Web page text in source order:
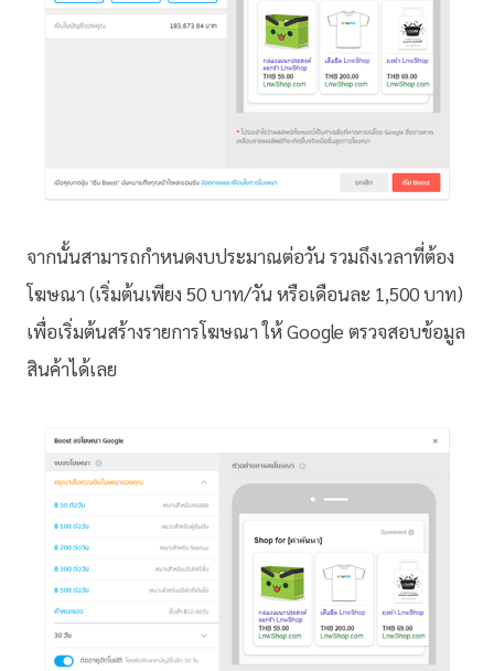
จากนั้นสามารถกำหนดงบประมาณต่อวัน รวมถึงเวลาที่ต้อง
โฆษณา (เริ่มต้นเพียง 50 บาท/วัน หรือเดือนละ 1,500 บาท)
เพื่อเริ่มต้นสร้างรายการโฆษณา ให้ Google ตรวจสอบข้อมูล
สินค้าได้เลย